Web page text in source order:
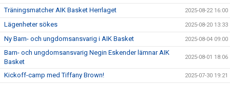
Träningsmatcher AIK Basket Herrlaget 2025-08-22 16:00
Lägenheter sökes 2025-08-20 13:33
Ny Barn- och ungdomsansvarig i AIK Basket 2025-08-04 09:00
Barn- och ungdomsansvarig Negin Eskender lämnar AIK
Basket
2025-08-01 18:06
Kickoff-camp med Tiffany Brown! 2025-07-30 19:21